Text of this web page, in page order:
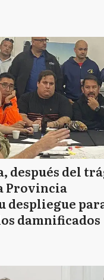
después del
Provincia
despliegue
damnificados